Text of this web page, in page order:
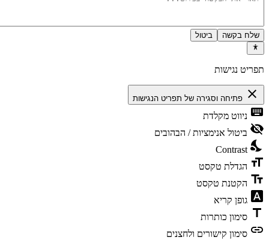
שלח בקשה ביטול
נגישות
close פתיחה וסגירה של תפריט הנגישות
ניווט מקלדת
ביטול אנימציות / הבהובים
Contrast
הגדלת טקסט
הקטנת טקסט
גופן קריא
סימון כותרות
סימון קישורים ולחצנים